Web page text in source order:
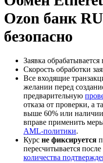
Ozon банк
безопасно
Заявка обрабатывается
Скорость обработки
Все входящие
желании перед
предварительную
отказа от проверки, а
выше 60% или наличии
вправе применить
AML-политики.
Курс не фиксируется
пересчитывается
количества